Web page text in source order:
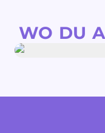
WO DU